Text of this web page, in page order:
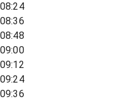
08:24
08:36
08:48
09:00
09:12
09:24
09:36